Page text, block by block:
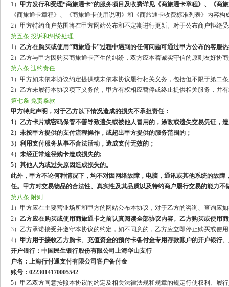
1） 甲方发行和受理“商旅通卡”的服务项目及收费详见《商旅通卡章程》、《商
《商旅通卡章程》、《商旅通卡使用说明》和《商旅通卡收费标准列表》内容构
2）甲方特约商户范围将在甲方网站公布和不定期进行更新。对于公布商户拒绝
第五条 投诉和纠纷处理
1） 乙方在购买或使用“商旅通卡”过程中遇到的任何问题可通过甲方公布的客服
2）乙方与甲方因购买商旅通卡产生的纠纷，双方应本着诚实守信的原则友好协
第六条 违约责任
1）甲方如未依本协议约定提供或未依本协议履行相关义务，包括但不限于第
2）乙方未履行本协议项下义务的，甲方有权相应暂停或终止提供相关服务，并
第七条 免责条款
甲方特此声明，对于乙方以下情况造成的损失不承担责任：
1）乙方卡片或密码保管不善导致遗失或被他人冒用的，涂改或遗失交易凭证，
2）未按甲方提供的支付流程操作，或超出甲方提供的服务范围的；
3）利用支付服务从事不合法活动，造成支付无效的；
4）未经正常途径购卡造成损失的;
5）其他人为或过失原因造成损失的。
此外，甲方不论何种情况下，均不对因网络故障，电脑，通讯或其他系统的故
任。甲方对交易物品的合法性、真实性及其品质以及特约商户履行交易的能力
第八条 附则
1）甲方应在主要营业场所和甲方的网站公布本协议，对于乙方的咨询、查询应
2） 乙方应在购买或使用商旅通卡之前认真阅读全部协议内容。乙方购买或使用
3）乙方承诺接受并遵守本协议的约定，如不同意的，乙方应立即停止购买或使
4） 甲方用于接收乙方购卡、充值资金的预付卡备付金专用存款账户的开户银行
开户银行：中国民生银行股份有限公司上海华山支行
户名：上海行付通支付有限公司客户备付金
账号：0223014170005542
5）甲乙双方同意按照本协议的约定及相关法律法规和规章的规定行使权利、履